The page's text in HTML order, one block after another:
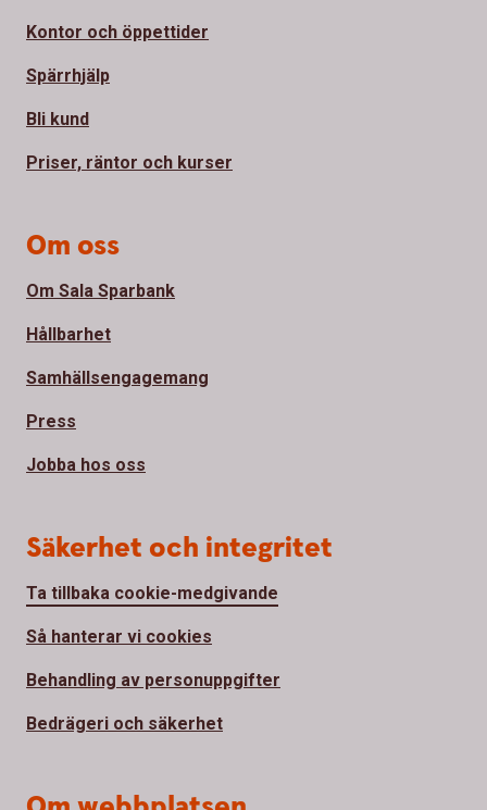
Kontor och öppettider
Spärrhjälp
Bli kund
Priser, räntor och kurser
Om oss
Om Sala Sparbank
Hållbarhet
Samhällsengagemang
Press
Jobba hos oss
Säkerhet och integritet
Ta tillbaka cookie-medgivande
Så hanterar vi cookies
Behandling av personuppgifter
Bedrägeri och säkerhet